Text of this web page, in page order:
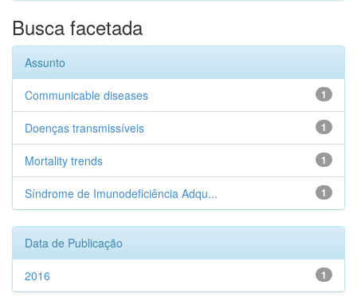
Busca facetada
Assunto
1
Communicable diseases
1
Doenças transmissíveis
1
Mortality trends
1
Síndrome de Imunodeficiência Adqu...
Data de Publicação
1
2016